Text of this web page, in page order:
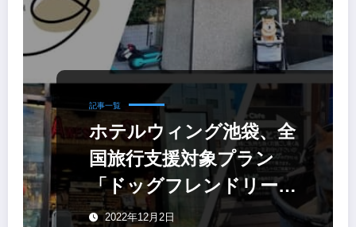
記事一覧
ホテルウィング池袋、全
国旅行支援対象プラン
「ドッグフレンドリール
ーム」
2022年12月2日